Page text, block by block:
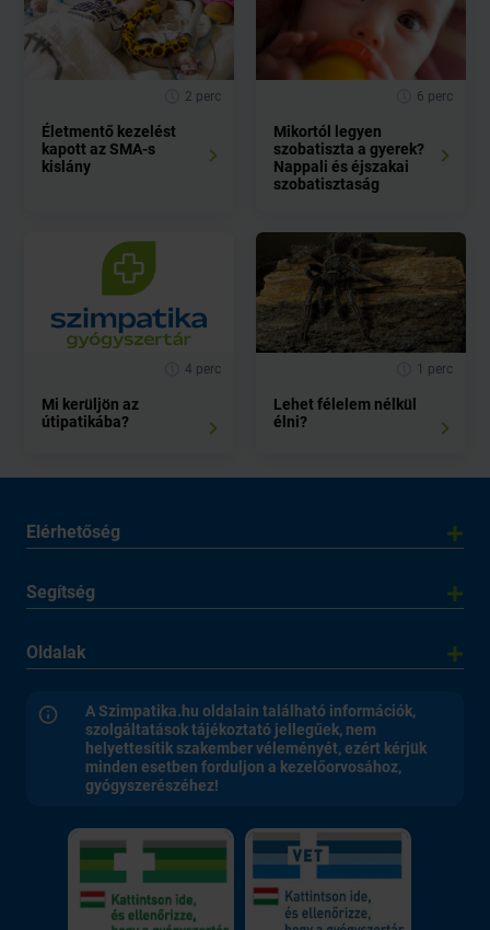
2 perc
Életmentő kezelést
kapott az SMA-s
kislány
6 perc
Mikortól legyen
szobatiszta a gyerek?
Nappali és éjszakai
szobatisztaság
4 perc
Mi kerüljön az
útipatikába?
1 perc
Lehet félelem nélkül
élni?
Elérhetőség
Segítség
Oldalak
A Szimpatika.hu oldalain található információk,
szolgáltatások tájékoztató jellegűek, nem
helyettesítik szakember véleményét, ezért kérjük
minden esetben forduljon a kezelőorvosához,
gyógyszerészéhez!